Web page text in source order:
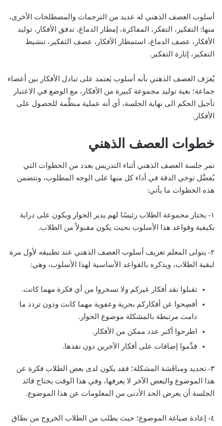
أسلوب العصف الذهني له عديد من الترجمات والمصطلحات الأخرى،
منها: التفكير، التفكر، المفاكرة، إمطار الدماغ، تدفق الأفكار، توليد
الأفكار، عصف الدماغ، استمطار الأفكار، عصف التفكير، تنشيط
التفكير، إثارة التفكير.
يُعرَف العصف الذهني بأنه أسلوب يَعتمد على تبادل الأفكار بين أعضاء
جماعة؛ بغية توليد مجموعة كبيرة من الأفكار، مع الوضع في الاعتبار
تأجيل الحكم الى نهاية الجلسة، أي أنه عملية منظَّمة للحصول على
الأفكار.
خطوات العصف الذهني
تمر جلسة العصف الذهني أثناء التدريس بعدد من الخطوات التي
يُفضَّل توخي الدقة في أداء كل منها على الوجه المطلوب، وتتضمن
هذه الخطوات ما يأتي:
١- يختار مجموعة الطلاب رئيسًا لهم يدير الحوار ويكون على دراية
بكيفية وقواعد هذا الأسلوب بحيث يكون مقبولاً من الطلاب.
٢- يتولى المعلم تعريف أسلوب العصف الذهني عند تطبيقه لأول مرة
لبقية الطلاب، ويذكره بالقواعد الأساسية لهذا الأسلوب، وهي:
تقبلوا نقد أفكار غيركم ولا تسخروا من أي فكرة مهما كانت.
أفصِحوا عن أفكاركم بحرية وعفوية مهما كانت ودون تردد ما
دامت مرتبطة بالمشكلة موضوع الحوار.
اطرحوا أكبر عدد ممكن من الأفكار.
قدِّموا إضافات على أفكار الآخرين دون نقدها.
٣- تحديد ومناقَشة المشكلة؛ فقد يكون لدى بعض الطلاب فكرة عن
هذا الموضوع والبعض الآخر لا يعرفها، وفي هذا الوقت يحتاج قائد
الجلسة أن يعرض الحد الأدنى من المعلومات عن هذا الموضوع.
٤- إعادة صياغة الموضوع؛ حيث يطلب من الطلاب الخروج من نطاق